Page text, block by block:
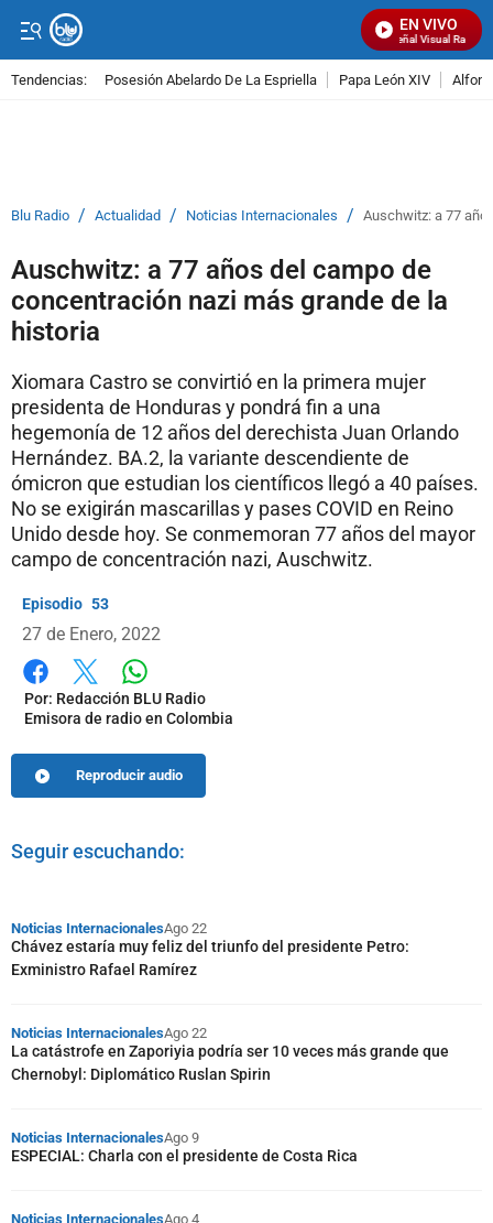
EN VIVO
Señal Visual Radio
Tendencias: Posesión Abelardo De La Espriella Papa León XIV
Blu Radio / Actualidad / Noticias Internacionales / Auschwitz: a 77
Auschwitz: a 77 años del campo de
concentración nazi más grande de la
historia
Xiomara Castro se convirtió en la primera mujer
presidenta de Honduras y pondrá fin a una
hegemonía de 12 años del derechista Juan Orlando
Hernández. BA.2, la variante descendiente de
ómicron que estudian los científicos llegó a 40 países.
No se exigirán mascarillas y pases COVID en Reino
Unido desde hoy. Se conmemoran 77 años del mayor
campo de concentración nazi, Auschwitz.
53
27 de Enero, 2022
Facebook
X Whatsapp
Por: Redacción BLU Radio
Emisora de radio en Colombia
Reproducir audio
Seguir escuchando:
Noticias InternacionalesAgo 22
Chávez estaría muy feliz del triunfo del presidente Petro:
Exministro Rafael Ramírez
Noticias InternacionalesAgo 22
La catástrofe en Zaporiyia podría ser 10 veces más grande que
Chernobyl: Diplomático Ruslan Spirin
Noticias InternacionalesAgo 9
ESPECIAL: Charla con el presidente de Costa Rica
Noticias InternacionalesAgo 4